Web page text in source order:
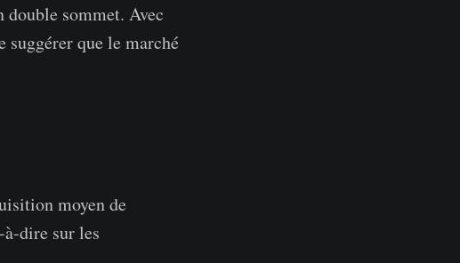
sommet. Avec
que le marché
moyen de
dire sur les